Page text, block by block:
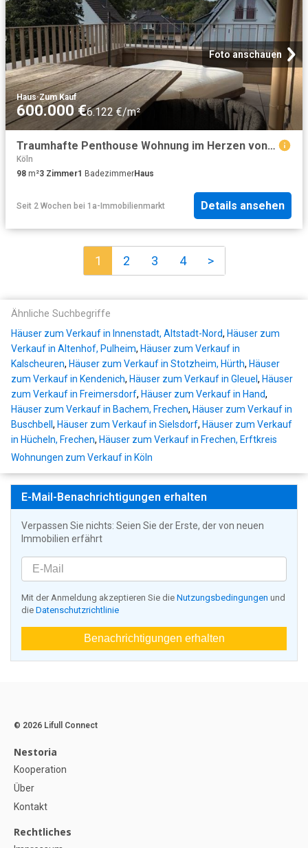
Foto anschauen
Haus·Zum Kauf
600.000 €6.122 €/m²
Traumhafte Penthouse Wohnung im Herzen von Siegburg
Köln
98 m²3 Zimmer1 BadezimmerHaus
Seit 2 Wochen bei 1a-Immobilienmarkt Details ansehen
1 2 3 4 >
Ähnliche Suchbegriffe
Häuser zum Verkauf in Innenstadt, Altstadt-Nord, Häuser zum
Verkauf in Altenhof, Pulheim, Häuser zum Verkauf in
Kalscheuren, Häuser zum Verkauf in Stotzheim, Hürth, Häuser
zum Verkauf in Kendenich, Häuser zum Verkauf in Gleuel , Häuser
zum Verkauf in Freimersdorf, Häuser zum Verkauf in Hand,
Häuser zum Verkauf in Bachem, Frechen, Häuser zum Verkauf in
Buschbell , Häuser zum Verkauf in Sielsdorf, Häuser zum Verkauf
in Hücheln, Frechen, Häuser zum Verkauf in Frechen, Erftkreis
Wohnungen zum Verkauf in Köln
E-Mail-Benachrichtigungen erhalten
Verpassen Sie nichts: Seien Sie der Erste, der von neuen
Immobilien erfährt
Mit der Anmeldung akzeptieren Sie die Nutzungsbedingungen und
die Datenschutzrichtlinie
Benachrichtigungen erhalten
© 2026 Lifull Connect
Nestoria
Kooperation
Über
Kontakt
Rechtliches